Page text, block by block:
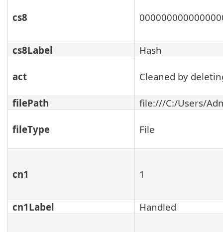
cs8
cs8Label Hash
act Cleaned by
filePath file:///C:/Users/
fileType File
cn1 1
cn1Label Handled